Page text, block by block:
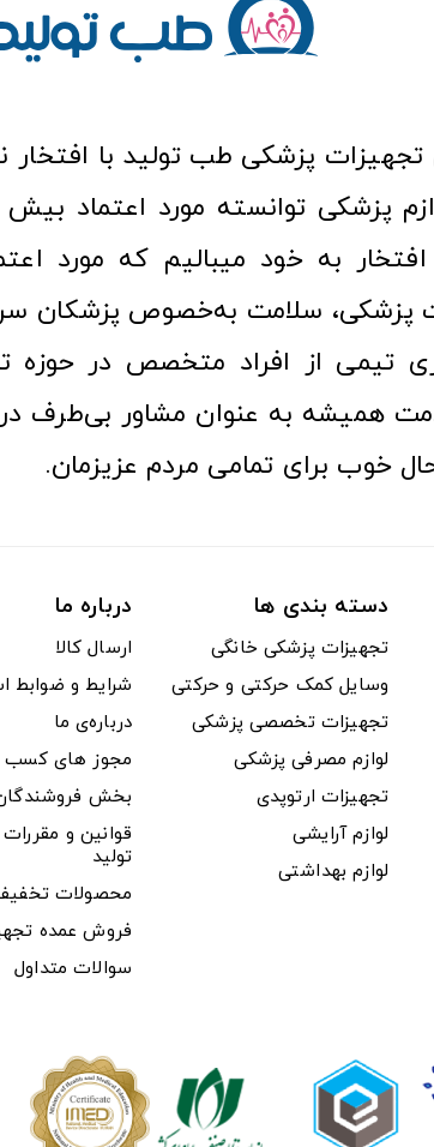
افتخار به خود میبالیم که مورد
پزشکی، سلامت به‌خصوص پزشکان
تیمی از افراد متخصص در حوزه
همیشه به عنوان مشاور بی‌طرف در
خوب برای تمامی مردم عزیزمان.
دسته بندی ها
تجهیزات پزشکی خانگی
وسایل کمک حرکتی و حرکتی
تجهیزات تخصصی پزشکی
لوازم مصرفی پزشکی
تجهیزات ارتوپدی
لوازم آرایشی
لوازم بهداشتی
درباره ما
ارسال کالا
شرایط و ضوابط
درباره‌ی ما
مجوز های کسب
بخش
قوانین و
تولید
محصولات
فروش عمده
سوالات متداول